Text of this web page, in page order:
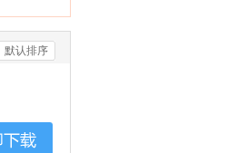
默认排序